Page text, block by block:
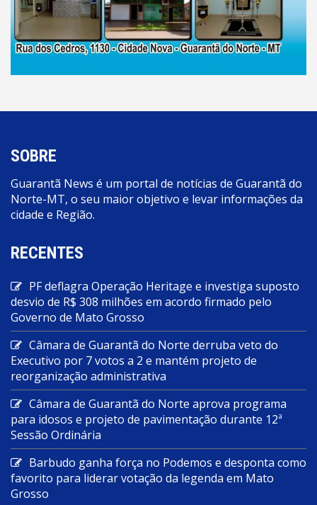
SOBRE
Guarantã News é um portal de notícias de Guarantã do
Norte-MT, o seu maior objetivo e levar informações da
cidade e Região.
RECENTES
PF deflagra Operação Heritage e investiga suposto
desvio de R$ 308 milhões em acordo firmado pelo
Governo de Mato Grosso
Câmara de Guarantã do Norte derruba veto do
Executivo por 7 votos a 2 e mantém projeto de
reorganização administrativa
Câmara de Guarantã do Norte aprova programa
para idosos e projeto de pavimentação durante 12ª
Sessão Ordinária
Barbudo ganha força no Podemos e desponta como
favorito para liderar votação da legenda em Mato
Grosso